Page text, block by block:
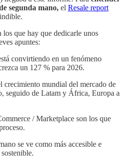
segunda mano, el Resale report
los que hay que dedicarle unos
apuntes:
convirtiendo en un fenómeno
un 127 % para 2026.
crecimiento mundial del mercado de
seguido de Latam y África, Europa a
/ Marketplace son los que
se ve como más accesible e